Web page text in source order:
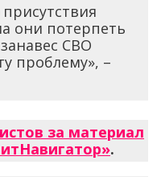
они потерпеть
СВО
проблему», –
за материал
.